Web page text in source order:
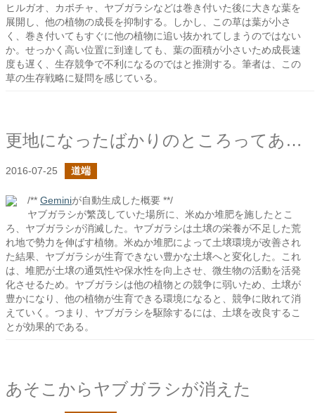
ヒルガオ、カボチャ、ヤブガラシなどは巻き付いた後に大きな葉を
展開し、他の植物の成長を抑制する。しかし、この草は葉が小さ
く、巻き付いてもすぐに他の植物に追い抜かれてしまうのではない
か。せっかく高い位置に到達しても、葉の面積が小さいため成長速
度も遅く、生存競争で不利になるのではと推測する。筆者は、この
草の生存戦略に疑問を感じている。
更地になったばかりのところってあまり草が生えないんだね
2016-07-25 道端
/** Geminiが自動生成した概要 **/
ヤブガラシが繁茂していた場所に、米ぬか堆肥を施したとこ
ろ、ヤブガラシが消滅した。ヤブガラシは土壌の栄養が不足した荒
れ地で勢力を伸ばす植物。米ぬか堆肥によって土壌環境が改善され
た結果、ヤブガラシが生育できない豊かな土壌へと変化した。これ
は、堆肥が土壌の通気性や保水性を向上させ、微生物の活動を活発
化させるため。ヤブガラシは他の植物との競争に弱いため、土壌が
豊かになり、他の植物が生育できる環境になると、競争に敗れて消
えていく。つまり、ヤブガラシを駆除するには、土壌を改良するこ
とが効果的である。
あそこからヤブガラシが消えた